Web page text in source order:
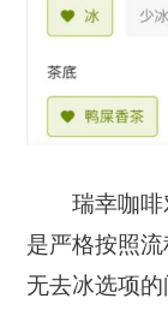
瑞幸咖啡
是严格按照
无去冰选项的